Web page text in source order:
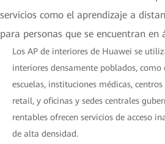
servicios como el aprendizaje a
para personas que se encuentran en
Los AP de interiores de Huawei se
interiores densamente poblados, como
escuelas, instituciones médicas,
retail, y oficinas y sedes centrales
rentables ofrecen servicios de acceso
de alta densidad.